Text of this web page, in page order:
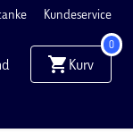
Kundeservice
Kurv
0